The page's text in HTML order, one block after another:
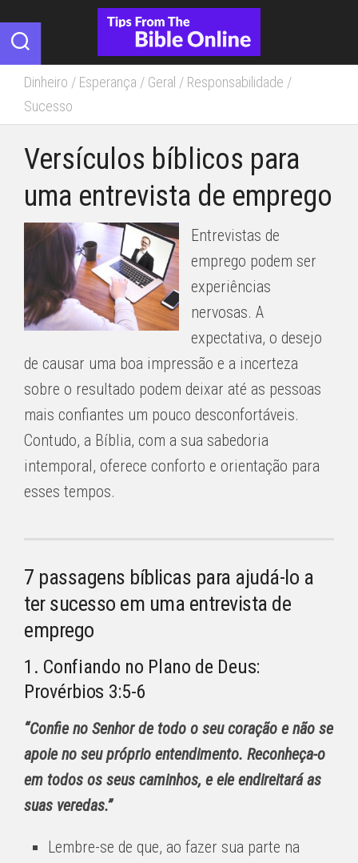
to
content
Dinheiro / Esperança / Geral / Responsabilidade /
Sucesso
Versículos bíblicos para
uma entrevista de emprego
Entrevistas de
emprego podem ser
experiências
nervosas. A
expectativa, o desejo
de causar uma boa impressão e a incerteza
sobre o resultado podem deixar até as pessoas
mais confiantes um pouco desconfortáveis.
Contudo, a Bíblia, com a sua sabedoria
intemporal, oferece conforto e orientação para
esses tempos.
7 passagens bíblicas para ajudá-lo a
ter sucesso em uma entrevista de
emprego
1. Confiando no Plano de Deus:
Provérbios 3:5-6
“Confie no Senhor de todo o seu coração e não se
apoie no seu próprio entendimento. Reconheça-o
em todos os seus caminhos, e ele endireitará as
suas veredas.”
Lembre-se de que, ao fazer sua parte na